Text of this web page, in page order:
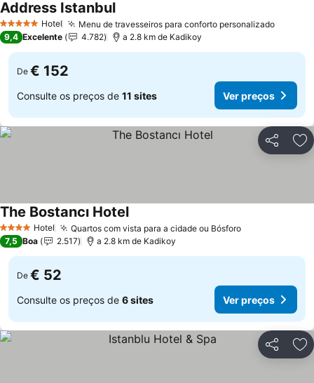
5 Estrelas Hotel Menu de travesseiros para conforto personalizado
Address Istanbul
9,4 Excelente 4.782 a 2.8 km de Kadikoy
De € 152
Consulte os preços de 11 sites Ver preços
Partilhar
4 EstrelasHotel Quartos com vista para a cidade ou Bósforo
The Bostancı Hotel
7,5 Boa 2.517 a 2.8 km de Kadikoy
De € 52
Consulte os preços de 6 sites Ver preços
Partilhar